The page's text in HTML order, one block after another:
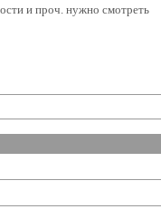
и проч. нужно смотреть